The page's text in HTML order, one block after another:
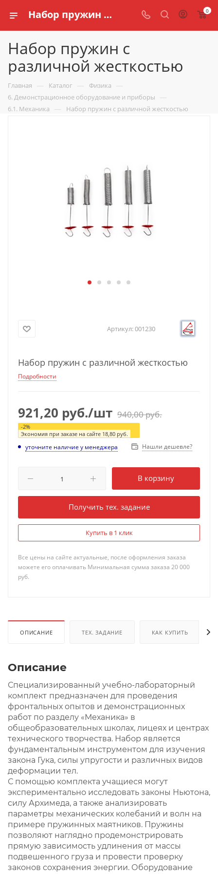
Набор пружин с различной жесткостью купить для кабинета физики | Цена в интернет магазине schools.ru 0
Набор пружин с
различной жесткостью
Главная — Каталог — Физика —
6. Демонстрационное оборудование и приборы —
6.1. Механика — Набор пружин с различной жесткостью
Артикул:001230
Набор пружин с различной жесткостью
Подробности
921,20 руб./шт 940,00руб.
-2%
Экономия при заказе на сайте 18,80 руб.
уточните наличие у менеджера Нашли дешевле?
В корзину
Получить тех. задание
Купить в 1 клик
Все цены на сайте актуальные, после оформления заказа
можете его оплачивать Минимальная сумма заказа 20 000
руб.
ОПИСАНИЕ ТЕХ. ЗАДАНИЕ КАК КУПИТЬ
Описание
Специализированный учебно-лабораторный
комплект предназначен для проведения
фронтальных опытов и демонстрационных
работ по разделу «Механика» в
общеобразовательных школах, лицеях и центрах
технического творчества. Набор является
фундаментальным инструментом для изучения
закона Гука, силы упругости и различных видов
деформации тел.
С помощью комплекта учащиеся могут
экспериментально исследовать законы Ньютона,
силу Архимеда, а также анализировать
параметры механических колебаний и волн на
примере пружинных маятников. Пружины
позволяют наглядно продемонстрировать
прямую зависимость удлинения от массы
подвешенного груза и провести проверку
законов сохранения энергии. Оборудование